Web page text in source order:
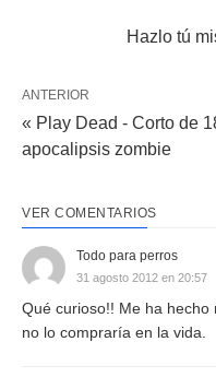
Hazlo tú
ANTERIOR
« Play Dead - Corto de
apocalipsis zombie
VER COMENTARIOS
Todo para perros
31 agosto 2012 en 20:57
Qué curioso!! Me ha
no lo compraría en la vida.